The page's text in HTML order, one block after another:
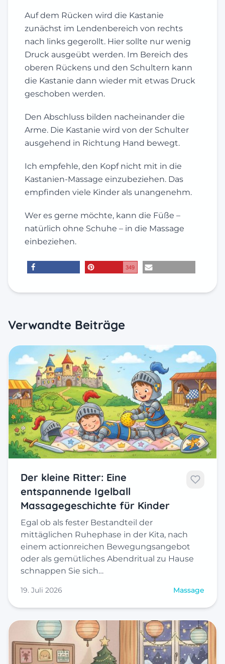
Auf dem Rücken wird die Kastanie
zunächst im Lendenbereich von rechts
nach links gegerollt. Hier sollte nur wenig
Druck ausgeübt werden. Im Bereich des
oberen Rückens und den Schultern kann
die Kastanie dann wieder mit etwas Druck
geschoben werden.
Den Abschluss bilden nacheinander die
Arme. Die Kastanie wird von der Schulter
ausgehend in Richtung Hand bewegt.
Ich empfehle, den Kopf nicht mit in die
Kastanien-Massage einzubeziehen. Das
empfinden viele Kinder als unangenehm.
Wer es gerne möchte, kann die Füße –
natürlich ohne Schuhe – in die Massage
einbeziehen.
349
Verwandte Beiträge
Der kleine Ritter: Eine
entspannende Igelball
Massagegeschichte für Kinder
Egal ob als fester Bestandteil der
mittäglichen Ruhephase in der Kita, nach
einem actionreichen Bewegungsangebot
oder als gemütliches Abendritual zu Hause
schnappen Sie sich…
19. Juli 2026 Massage